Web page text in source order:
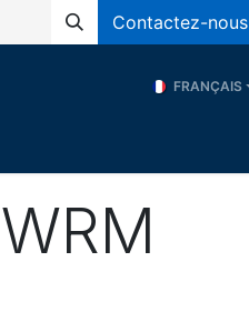
Contactez-nous
FRANÇAIS